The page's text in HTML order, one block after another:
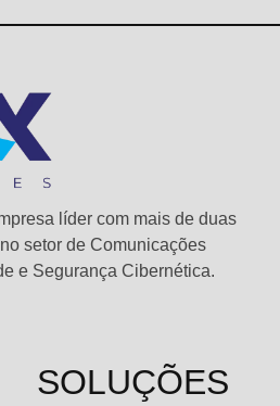
líder com mais de duas
setor de Comunicações
e Segurança Cibernética.
SOLUÇÕES